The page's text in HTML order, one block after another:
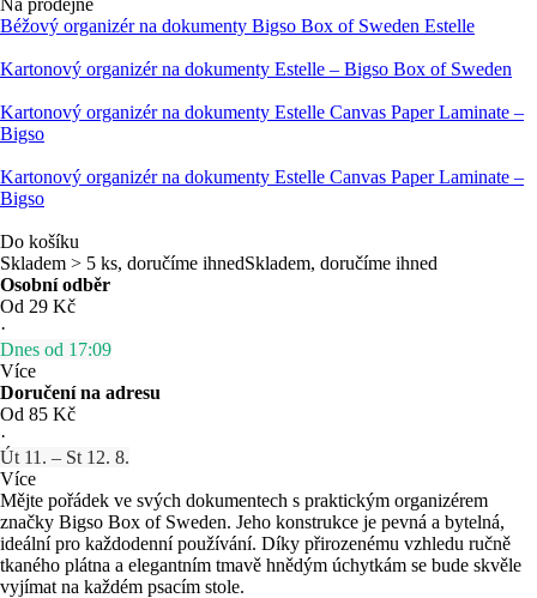
Béžový organizér na dokumenty Bigso Box of Sweden Estelle
Kartonový organizér na dokumenty Estelle – Bigso Box of Sweden
Kartonový organizér na dokumenty Estelle Canvas Paper Laminate –
Bigso
Kartonový organizér na dokumenty Estelle Canvas Paper Laminate –
Bigso
Do košíku
Skladem > 5 ks, doručíme ihnedSkladem, doručíme ihned
Osobní odběr
Od 29 Kč
·
Dnes od 17:09
Více
Doručení na adresu
Od 85 Kč
·
Út 11. – St 12. 8.
Více
Mějte pořádek ve svých dokumentech s praktickým organizérem
značky Bigso Box of Sweden. Jeho konstrukce je pevná a bytelná,
ideální pro každodenní používání. Díky přirozenému vzhledu ručně
tkaného plátna a elegantním tmavě hnědým úchytkám se bude skvěle
vyjímat na každém psacím stole.